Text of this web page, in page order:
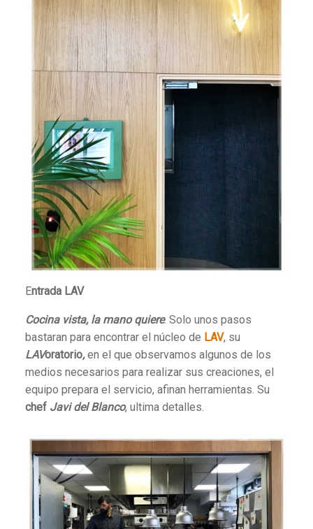
Entrada LAV
Cocina vista, la mano quiere. Solo unos pasos
bastaran para encontrar el núcleo de LAV, su
LAVoratorio,en el que observamos algunos de los
medios necesarios para realizar sus creaciones, el
equipo prepara el servicio, afinan herramientas. Su
chefJavi del Blanco, ultima detalles.